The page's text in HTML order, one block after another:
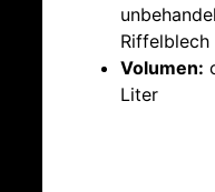
Riffelblech
Volumen:
Liter